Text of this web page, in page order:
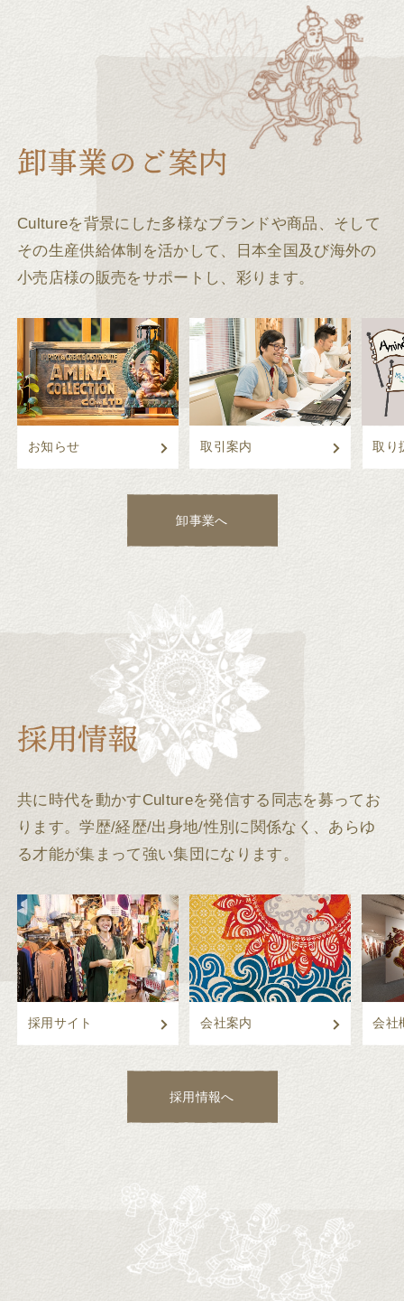
Cultureを背景にした多様なブランドや商品、そして
その生産供給体制を活かして、
日本全国及び海外の
小売店様の販売をサポートし、彩ります。
お知らせ 取引案内 取り
卸事業へ
共に時代を動かすCultureを発信する同志を募ってお
ります。学歴/経歴/出身地/性別に関係なく、あらゆ
る才能が集まって強い集団になります。
採用サイト 会社案内 会社
採用情報へ